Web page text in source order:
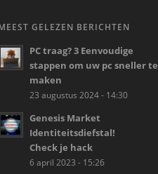
GELEZEN BERICHTEN
PC traag? 3 Eenvoudige
stappen om uw pc sneller te
maken
23 augustus 2024 - 14:30
Genesis Market
Identiteitsdiefstal!
Check je hack
6 april 2023 - 15:26